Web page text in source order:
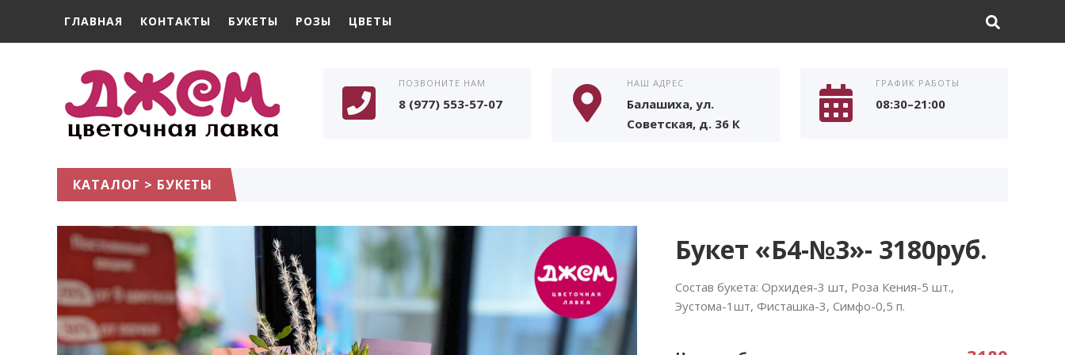
ГЛАВНАЯ КОНТАКТЫ БУКЕТЫ РОЗЫ ЦВЕТЫ
ПОЗВОНИТЕ НАМ
8 (977) 553-57-07
НАШ АДРЕС
Балашиха, ул.
Советская, д. 36 К
ГРАФИК РАБОТЫ
08:30–21:00
КАТАЛОГ > БУКЕТЫ
Букет «Б4-№3»- 3180руб.
Состав букета: Орхидея-3 шт, Роза Кения-5 шт.,
Эустома-1шт, Фисташка-3, Симфо-0,5 п.